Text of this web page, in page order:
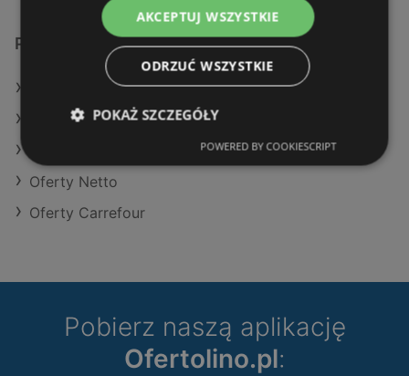
Podobne sklepy detaliczne
Oferty Makro
Oferty Stokrotka
Oferty Netto
Oferty Carrefour
Pobierz naszą aplikację
Ofertolino.pl:
AKCEPTUJ WSZYSTKIE
ODRZUĆ WSZYSTKIE
POKAŻ SZCZEGÓŁY
POWERED BY COOKIESCRIPT